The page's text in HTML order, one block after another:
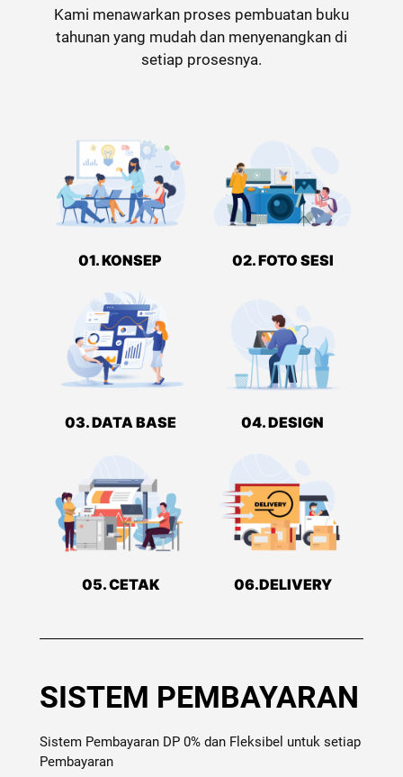
Kami menawarkan proses pembuatan buku
tahunan yang mudah dan menyenangkan di
setiap prosesnya.
01. KONSEP 02. FOTO SESI
03. DATA BASE 04. DESIGN
05. CETAK 06.DELIVERY
SISTEM PEMBAYARAN
Sistem Pembayaran DP 0% dan Fleksibel untuk setiap
Pembayaran